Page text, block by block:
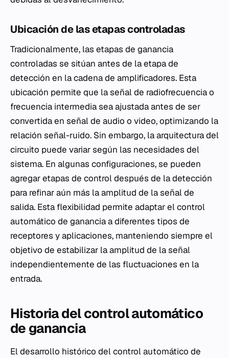
Ubicación de las etapas controladas
Tradicionalmente, las etapas de ganancia
controladas se sitúan antes de la etapa de
detección en la cadena de amplificadores. Esta
ubicación permite que la señal de radiofrecuencia o
frecuencia intermedia sea ajustada antes de ser
convertida en señal de audio o video, optimizando la
relación señal-ruido. Sin embargo, la arquitectura del
circuito puede variar según las necesidades del
sistema. En algunas configuraciones, se pueden
agregar etapas de control después de la detección
para refinar aún más la amplitud de la señal de
salida. Esta flexibilidad permite adaptar el control
automático de ganancia a diferentes tipos de
receptores y aplicaciones, manteniendo siempre el
objetivo de estabilizar la amplitud de la señal
independientemente de las fluctuaciones en la
entrada.
Historia del control automático
de ganancia
El desarrollo histórico del control automático de